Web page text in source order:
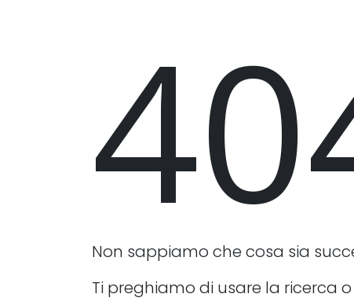
Non sappiamo che cosa sia
Ti preghiamo di usare la ricerca